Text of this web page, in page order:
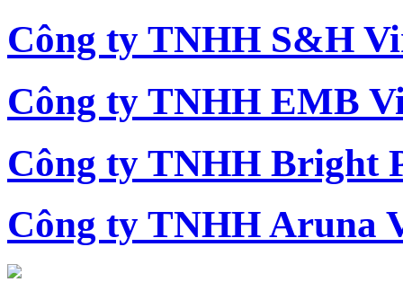
Công ty TNHH S&H
Công ty TNHH EMB
Công ty TNHH Bright
Công ty TNHH Aruna